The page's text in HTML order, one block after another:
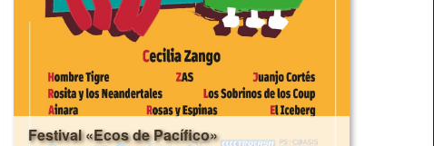
Festival «Ecos de Pacífico»